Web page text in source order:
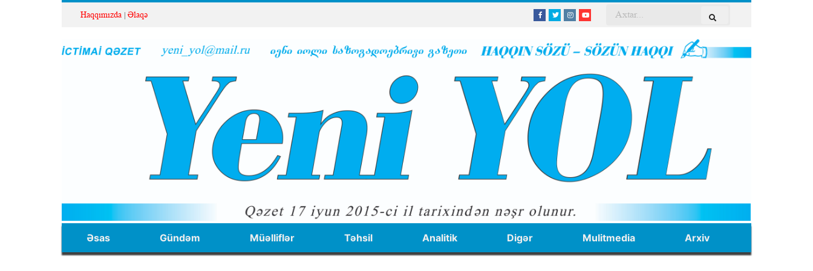
Haqqımızda Əlaqə
Əsas Gündəm Müəlliflər Təhsil Analitik Digər Mulitmedia Arxiv